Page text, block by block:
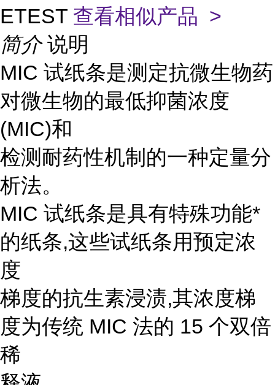
ETEST 查看相似产品 >
简介 说明
MIC 试纸条是测定抗微生物药
对微生物的最低抑菌浓度
(MIC)和
检测耐药性机制的一种定量分
析法。
MIC 试纸条是具有特殊功能*
的纸条,这些试纸条用预定浓
度
梯度的抗生素浸渍,其浓度梯
度为传统 MIC 法的 15 个双倍
稀